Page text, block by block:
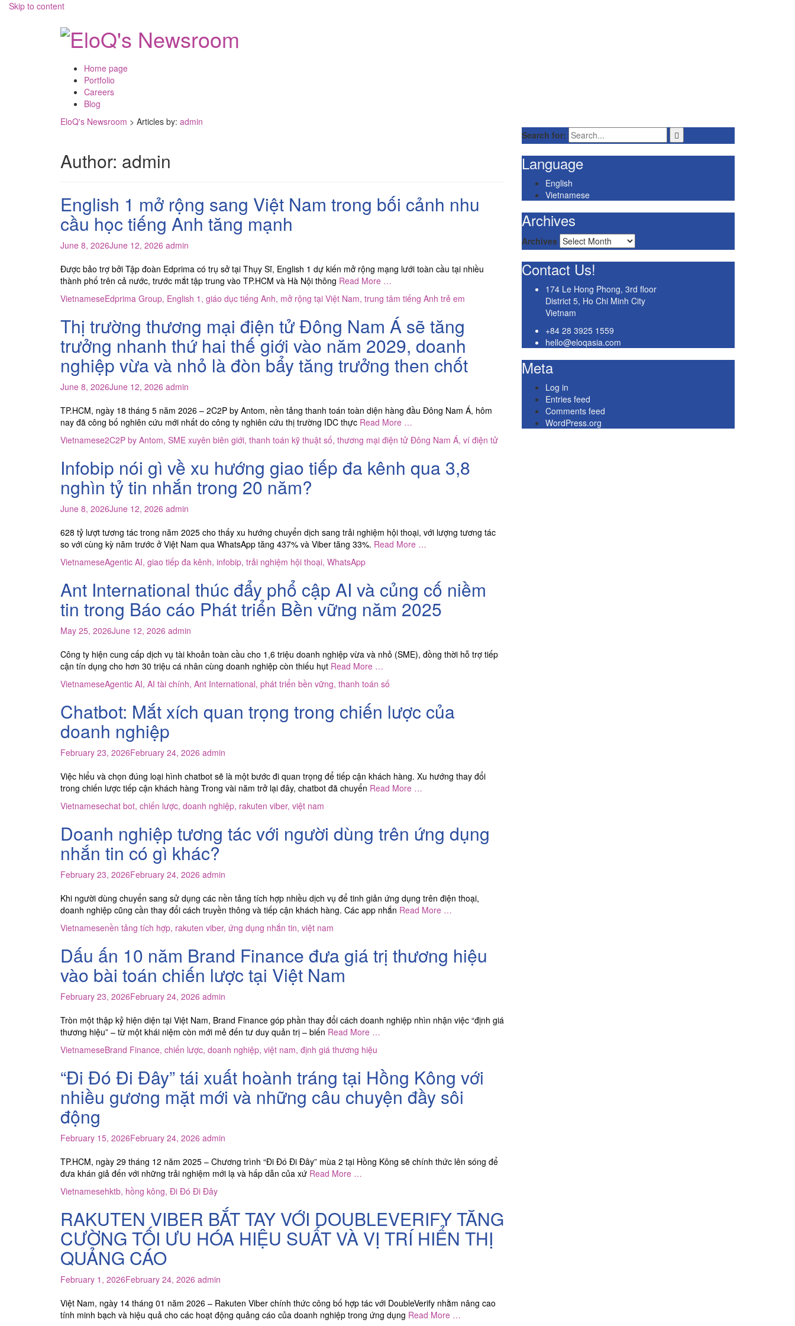
Skip to content
Home page
Portfolio
Careers
Blog
EloQ's Newsroom > Articles by: admin
Author: admin
English 1 mở rộng sang Việt Nam trong bối cảnh nhu
cầu học tiếng Anh tăng mạnh
June 8, 2026June 12, 2026 admin
Được bảo trợ bởi Tập đoàn Edprima có trụ sở tại Thụy Sĩ, English 1 dự kiến mở rộng mạng lưới toàn cầu tại nhiều
thành phố trên cả nước, trước mắt tập trung vào TP.HCM và Hà Nội thông Read More …
VietnameseEdprima Group, English 1 , giáo dục tiếng Anh, mở rộng tại Việt Nam, trung tâm tiếng Anh trẻ em
Thị trường thương mại điện tử Đông Nam Á sẽ tăng
trưởng nhanh thứ hai thế giới vào năm 2029, doanh
nghiệp vừa và nhỏ là đòn bẩy tăng trưởng then chốt
June 8, 2026June 12, 2026 admin
TP.HCM, ngày 18 tháng 5 năm 2026 – 2C2P by Antom, nền tảng thanh toán toàn diện hàng đầu Đông Nam Á, hôm
nay đã công bố nghiên cứu mới nhất do công ty nghiên cứu thị trường IDC thực Read More …
Vietnamese2C2P by Antom, SME xuyên biên giới, thanh toán kỹ thuật số, thương mại điện tử Đông Nam Á, ví điện tử
Infobip nói gì về xu hướng giao tiếp đa kênh qua 3,8
nghìn tỷ tin nhắn trong 20 năm?
June 8, 2026June 12, 2026 admin
628 tỷ lượt tương tác trong năm 2025 cho thấy xu hướng chuyển dịch sang trải nghiệm hội thoại, với lượng tương tác
so với cùng kỳ năm trước ở Việt Nam qua WhatsApp tăng 437% và Viber tăng 33%. Read More …
VietnameseAgentic AI, giao tiếp đa kênh, infobip, trải nghiệm hội thoại, WhatsApp
Ant International thúc đẩy phổ cập AI và củng cố niềm
tin trong Báo cáo Phát triển Bền vững năm 2025
May 25, 2026June 12, 2026 admin
Công ty hiện cung cấp dịch vụ tài khoản toàn cầu cho 1,6 triệu doanh nghiệp vừa và nhỏ (SME), đồng thời hỗ trợ tiếp
cận tín dụng cho hơn 30 triệu cá nhân cùng doanh nghiệp còn thiếu hụt Read More …
VietnameseAgentic AI, AI tài chính, Ant International, phát triển bền vững, thanh toán số
Chatbot: Mắt xích quan trọng trong chiến lược của
doanh nghiệp
February 23, 2026February 24, 2026 admin
Việc hiểu và chọn đúng loại hình chatbot sẽ là một bước đi quan trọng để tiếp cận khách hàng. Xu hướng thay đổi
trong chiến lược tiếp cận khách hàng Trong vài năm trở lại đây, chatbot đã chuyển Read More …
Vietnamesechat bot, chiến lược, doanh nghiệp, rakuten viber, việt nam
Doanh nghiệp tương tác với người dùng trên ứng dụng
nhắn tin có gì khác?
February 23, 2026February 24, 2026 admin
Khi người dùng chuyển sang sử dụng các nền tảng tích hợp nhiều dịch vụ để tinh giản ứng dụng trên điện thoại,
doanh nghiệp cũng cần thay đổi cách truyền thông và tiếp cận khách hàng. Các app nhắn Read More …
Vietnamesenền tảng tích hợp, rakuten viber, ứng dụng nhắn tin, việt nam
Dấu ấn 10 năm Brand Finance đưa giá trị thương hiệu
vào bài toán chiến lược tại Việt Nam
February 23, 2026February 24, 2026 admin
Tròn một thập kỷ hiện diện tại Việt Nam, Brand Finance góp phần thay đổi cách doanh nghiệp nhìn nhận việc “định giá
thương hiệu” – từ một khái niệm còn mới mẻ đến tư duy quản trị – biến Read More …
VietnameseBrand Finance, chiến lược, doanh nghiệp, việt nam, định giá thương hiệu
“Đi Đó Đi Đây” tái xuất hoành tráng tại Hồng Kông với
nhiều gương mặt mới và những câu chuyện đầy sôi
động
February 15, 2026February 24, 2026 admin
TP.HCM, ngày 29 tháng 12 năm 2025 – Chương trình “Đi Đó Đi Đây” mùa 2 tại Hồng Kông sẽ chính thức lên sóng để
đưa khán giả đến với những trải nghiệm mới lạ và hấp dẫn của xứ Read More …
Vietnamesehktb, hồng kông, Đi Đó Đi Đây
RAKUTEN VIBER BẮT TAY VỚI DOUBLEVERIFY TĂNG
CƯỜNG TỐI ƯU HÓA HIỆU SUẤT VÀ VỊ TRÍ HIỂN THỊ
QUẢNG CÁO
February 1, 2026February 24, 2026 admin
Việt Nam, ngày 14 tháng 01 năm 2026 – Rakuten Viber chính thức công bố hợp tác với DoubleVerify nhằm nâng cao
tính minh bạch và hiệu quả cho các hoạt động quảng cáo của doanh nghiệp trong ứng dụng Read More …
Search for:
Language
English
Vietnamese
Archives
Archives
Contact Us!
174 Le Hong Phong, 3rd floor
District 5, Ho Chi Minh City
Vietnam
+84 28 3925 1559
hello@eloqasia.com
Meta
Log in
Entries feed
Comments feed
WordPress.org